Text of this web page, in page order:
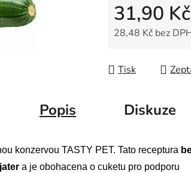
31,90
28,48 Kč bez
Tisk
Popis Diskuze
konzervou TASTY PET. Tato receptura
a je obohacena o cuketu pro podporu